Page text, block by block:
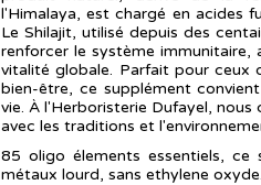
l'Himalaya, est chargé en acides
Le Shilajit, utilisé depuis des
renforcer le système immunitaire,
vitalité globale. Parfait pour ceux
bien-être, ce supplément
vie. À l'Herboristerie Dufayel,
avec les traditions et
85 oligo élements essentiels,
métaux lourd, sans ethylene oxyde.